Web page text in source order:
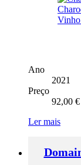
Ano
2021
Preço
92,00 €
Ler mais